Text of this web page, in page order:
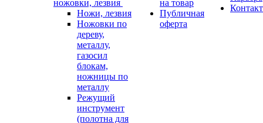
ножовки, лезвия
Ножи, лезвия
Ножовки по
дереву,
металлу,
газосил
блокам,
ножницы по
металлу
Режущий
инструмент
(полотна для
на товар
Публичная
оферта